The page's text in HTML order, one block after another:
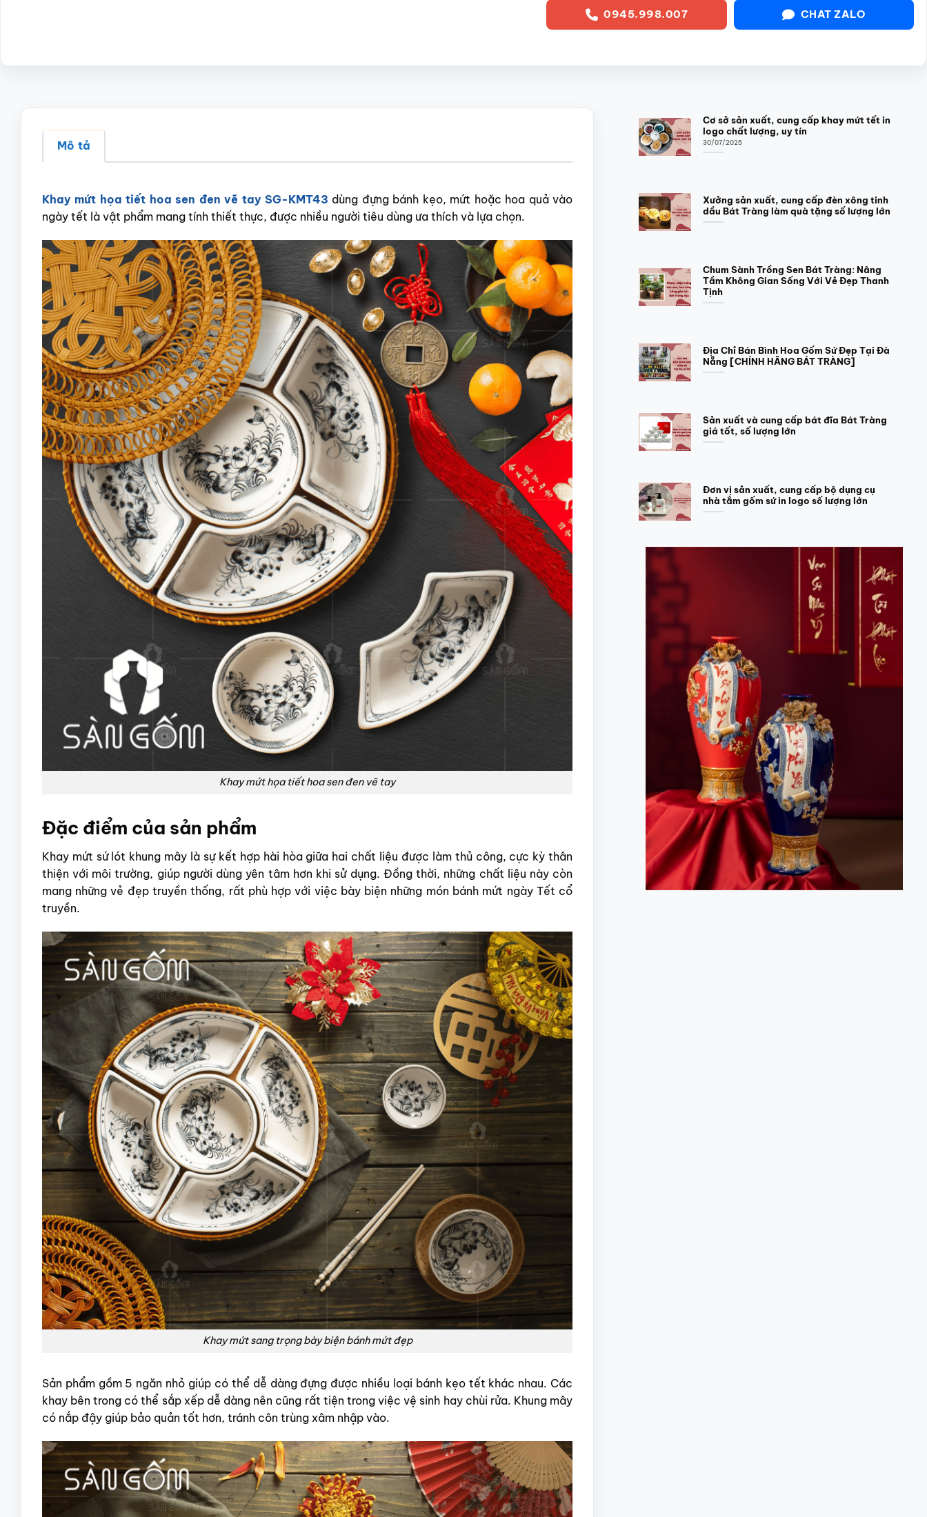
0945.998.007 CHAT ZALO
Mô tả
Khay mứt họa tiết hoa sen đen vẽ tay SG-KMT43 dùng đựng bánh kẹo, mứt hoặc hoa quả vào
ngày tết là vật phẩm mang tính thiết thực, được nhiều người tiêu dùng ưa thích và lựa chọn.
Khay mứt họa tiết hoa sen đen vẽ tay
Đặc điểm của sản phẩm
Khay mứt sứ lót khung mây là sự kết hợp hài hòa giữa hai chất liệu được làm thủ công, cực kỳ thân
thiện với môi trường, giúp người dùng yên tâm hơn khi sử dụng. Đồng thời, những chất liệu này còn
mang những vẻ đẹp truyền thống, rất phù hợp với việc bày biện những món bánh mứt ngày Tết cổ
truyền.
Khay mứt sang trọng bày biện bánh mứt đẹp
Sản phẩm gồm 5 ngăn nhỏ giúp có thể dễ dàng đựng được nhiều loại bánh kẹo tết khác nhau. Các
khay bên trong có thể sắp xếp dễ dàng nên cũng rất tiện trong việc vệ sinh hay chùi rửa. Khung mây
có nắp đậy giúp bảo quản tốt hơn, tránh côn trùng xâm nhập vào.
Cơ sở sản xuất, cung cấp khay mứt tết in
logo chất lượng, uy tín
30/07/2025
Xưởng sản xuất, cung cấp đèn xông tinh
dầu Bát Tràng làm quà tặng số lượng lớn
Chum Sành Trồng Sen Bát Tràng: Nâng
Tầm Không Gian Sống Với Vẻ Đẹp Thanh
Tịnh
Địa Chỉ Bán Bình Hoa Gốm Sứ Đẹp Tại Đà
Nẵng [CHÍNH HÃNG BÁT TRÀNG]
Sản xuất và cung cấp bát đĩa Bát Tràng
giá tốt, số lượng lớn
Đơn vị sản xuất, cung cấp bộ dụng cụ
nhà tắm gốm sứ in logo số lượng lớn